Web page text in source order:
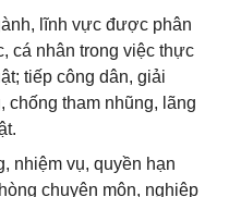
lĩnh vực được phân
cá nhân trong việc thực
tiếp công dân, giải
chống tham nhũng, lãng
nhiệm vụ, quyền hạn
chuyên môn, nghiệp